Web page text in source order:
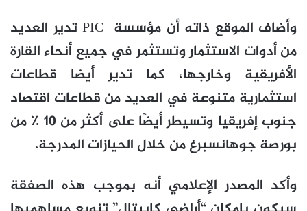
وأضاف الموقع ذاته أن مؤسسة PIC تدير العديد
من أدوات الاستثمار وتستثمر في جميع أنحاء القارة
الأفريقية وخارجها، كما تدير أيضا قطاعات
استثمارية متنوعة في العديد من قطاعات اقتصاد
جنوب إفريقيا وتسيطر أيضًا على أكثر من 10 ٪ من
بورصة جوهانسبرغ من خلال الحيازات المدرجة.
وأكد المصدر الإعلامي أنه بموجب هذه الصفقة